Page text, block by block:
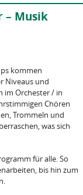
– Musik
kommen
Niveaus und
im Orchester / in
Chören
Trommeln und
was sich
für alle. So
bis hin zum